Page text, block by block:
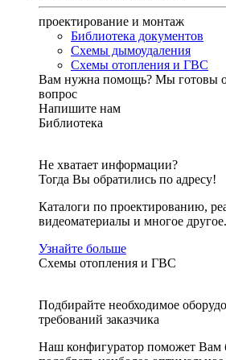
проектирование и монтаж
Библиотека документов
Схемы дымоудаления
Схемы отопления и ГВС
Вам нужна помощь? Мы готовы
вопрос
Напишите нам
Библиотека
Не хватает информации?
Тогда Вы обратились по адресу!
Каталоги по проектированию,
видеоматериалы и многое
Узнайте больше
Схемы отопления и ГВС
Подбирайте необходимое
требований заказчика
Наш конфигуратор поможет Вам